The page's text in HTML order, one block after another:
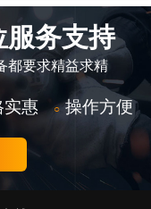
服务支持
都要求精益求精
实惠 ○ 操作方便